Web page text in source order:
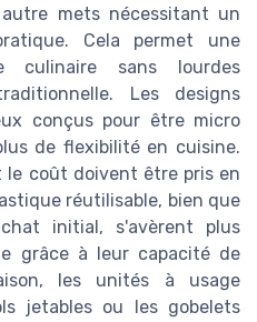
mets nécessitant un
Cela permet une
culinaire sans lourdes
Les designs
conçus pour être micro
de flexibilité en cuisine.
le coût doivent être pris en
réutilisable, bien que
initial, s'avèrent plus
grâce à leur capacité de
les unités à usage
jetables ou les gobelets